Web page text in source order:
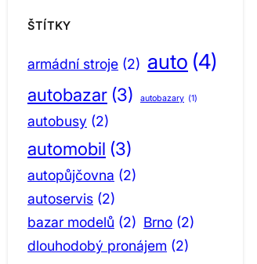
ŠTÍTKY
armádní stroje (2) auto (4)
autobazar (3) autobazary (1)
autobusy (2)
automobil (3)
autopůjčovna (2)
autoservis (2)
bazar modelů (2) Brno (2)
dlouhodobý pronájem (2)